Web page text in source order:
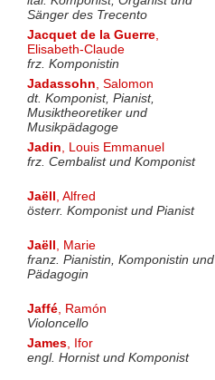
Sänger des Trecento
Jacquet de la Guerre,
Elisabeth-Claude
frz. Komponistin
Jadassohn , Salomon
dt. Komponist, Pianist,
Musiktheoretiker und
Musikpädagoge
Jadin , Louis Emmanuel
frz. Cembalist und Komponist
Jaëll , Alfred
österr. Komponist und Pianist
Jaëll , Marie
franz. Pianistin, Komponistin und
Pädagogin
Jaffé, Ramón
Violoncello
James, Ifor
engl. Hornist und Komponist